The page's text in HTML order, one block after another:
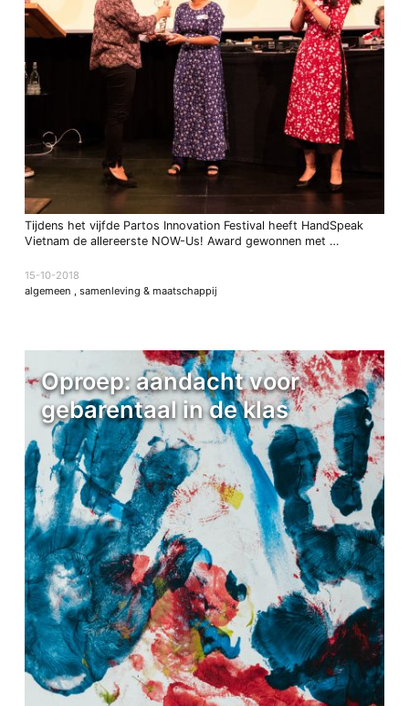
Tijdens het vijfde Partos Innovation Festival heeft HandSpeak
Vietnam de allereerste NOW-Us! Award gewonnen met …
15-10-2018
algemeen , samenleving & maatschappij
Oproep: aandacht voor
gebarentaal in de klas